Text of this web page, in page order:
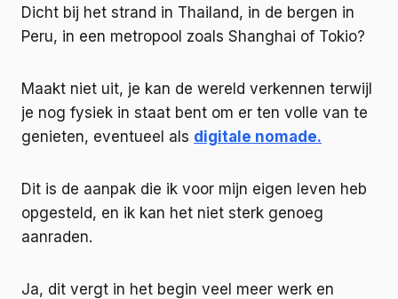
Dicht bij het strand in Thailand, in de bergen in
Peru, in een metropool zoals Shanghai of Tokio?
Maakt niet uit, je kan de wereld verkennen terwijl
je nog fysiek in staat bent om er ten volle van te
genieten, eventueel als digitale nomade.
Dit is de aanpak die ik voor mijn eigen leven heb
opgesteld, en ik kan het niet sterk genoeg
aanraden.
Ja, dit vergt in het begin veel meer werk en